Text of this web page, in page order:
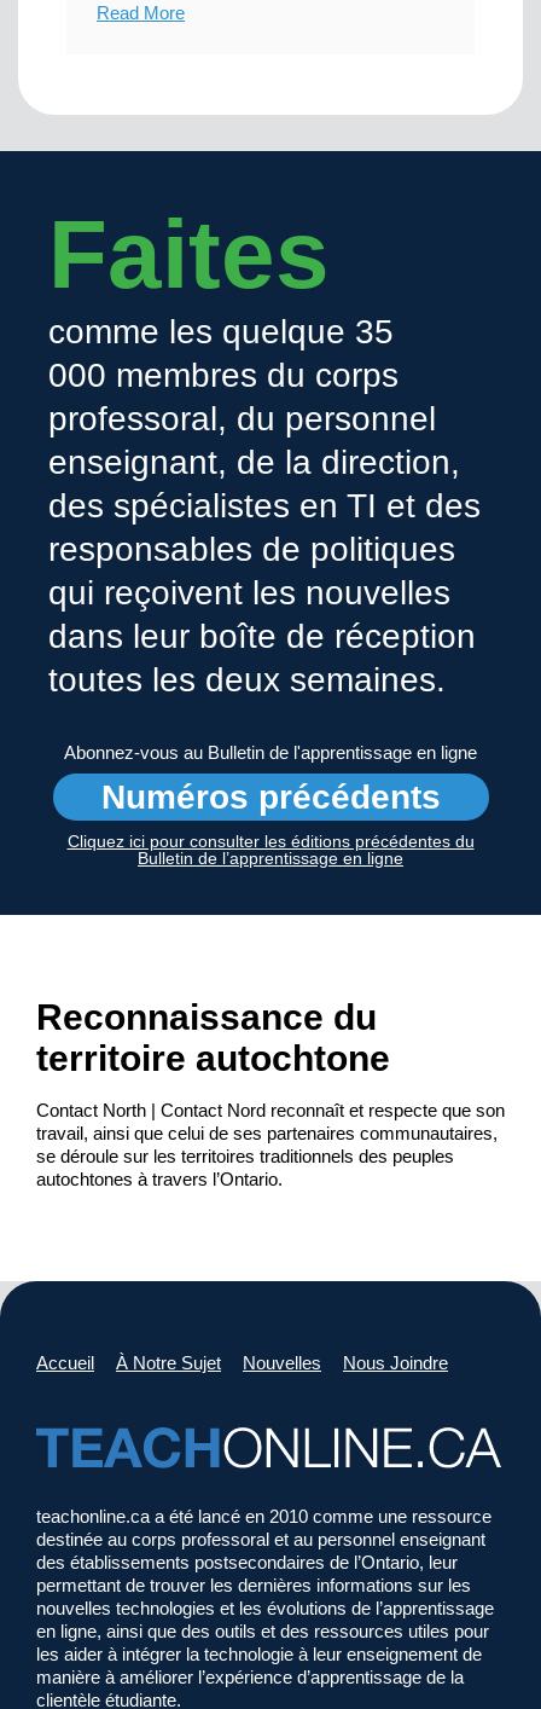
Read More
Faites
comme les quelque 35
000 membres du corps
professoral, du personnel
enseignant, de la direction,
des spécialistes en TI et des
responsables de politiques
qui reçoivent les nouvelles
dans leur boîte de réception
toutes les deux semaines.
Abonnez-vous au Bulletin de l'apprentissage en ligne
Numéros précédents
Cliquez ici pour consulter les éditions précédentes du
Bulletin de l’apprentissage en ligne
Reconnaissance du
territoire autochtone
Contact North | Contact Nord reconnaît et respecte que son
travail, ainsi que celui de ses partenaires communautaires,
se déroule sur les territoires traditionnels des peuples
autochtones à travers l’Ontario.
Accueil À Notre Sujet Nouvelles Nous Joindre
teachonline.ca a été lancé en 2010 comme une ressource
destinée au corps professoral et au personnel enseignant
des établissements postsecondaires de l’Ontario, leur
permettant de trouver les dernières informations sur les
nouvelles technologies et les évolutions de l’apprentissage
en ligne, ainsi que des outils et des ressources utiles pour
les aider à intégrer la technologie à leur enseignement de
manière à améliorer l’expérience d’apprentissage de la
clientèle étudiante.